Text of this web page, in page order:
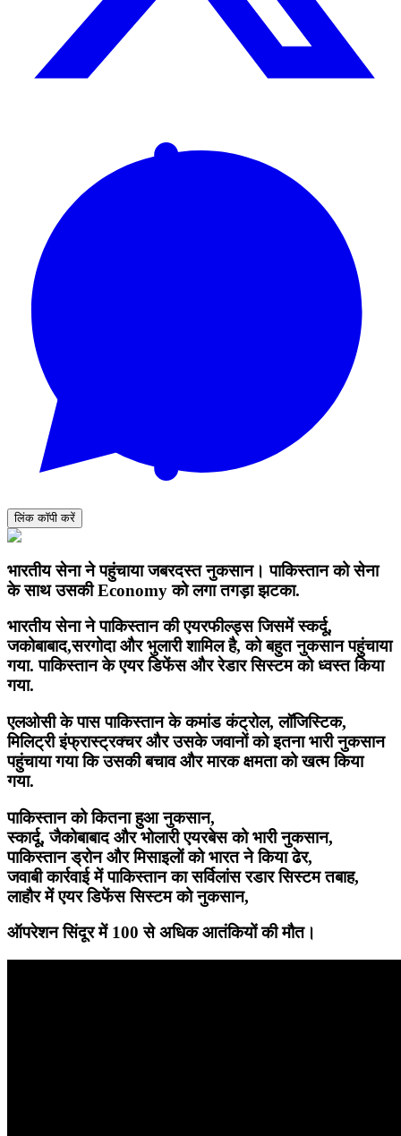
लिंक कॉपी करें
भारतीय सेना ने पहुंचाया जबरदस्त नुकसान। पाकिस्तान को सेना
के साथ उसकी Economy को लगा तगड़ा झटका.
भारतीय सेना ने पाकिस्तान की एयरफील्ड्स जिसमें स्कर्दू,
जकोबाबाद,सरगोदा और भुलारी शामिल है, को बहुत नुकसान पहुंचाया
गया. पाकिस्तान के एयर डिफेंस और रेडार सिस्टम को ध्वस्त किया
गया.
एलओसी के पास पाकिस्तान के कमांड कंट्रोल, लॉजिस्टिक,
मिलिट्री इंफ्रास्ट्रक्चर और उसके जवानों को इतना भारी नुकसान
पहुंचाया गया कि उसकी बचाव और मारक क्षमता को खत्म किया
गया.
पाकिस्तान को कितना हुआ नुकसान,
स्कार्दू, जैकोबाबाद और भोलारी एयरबेस को भारी नुकसान,
पाकिस्तान ड्रोन और मिसाइलों को भारत ने किया ढेर,
जवाबी कार्रवाई में पाकिस्तान का सर्विलांस रडार सिस्टम तबाह,
लाहौर में एयर डिफेंस सिस्टम को नुकसान,
ऑपरेशन सिंदूर में 100 से अधिक आतंकियों की मौत।